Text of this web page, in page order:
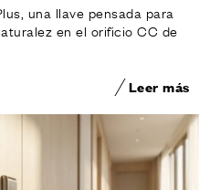
una llave pensada para
en el orificio CC de
Leer más